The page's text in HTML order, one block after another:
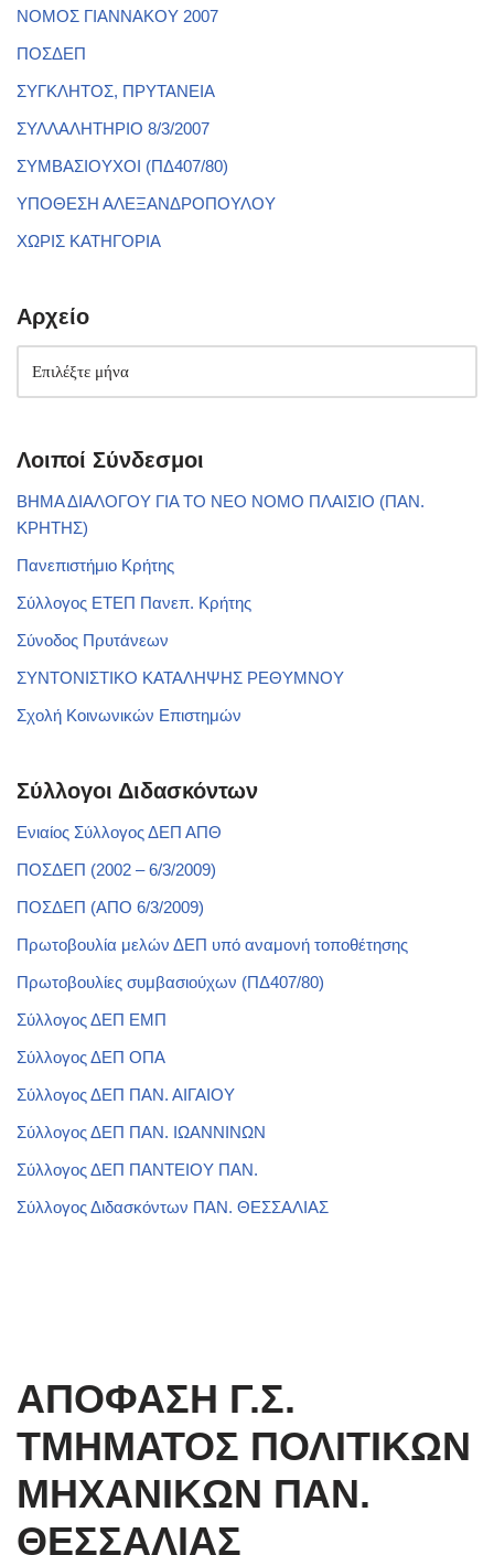
ΝΟΜΟΣ ΓΙΑΝΝΑΚΟΥ 2007
ΠΟΣΔΕΠ
ΣΥΓΚΛΗΤΟΣ, ΠΡΥΤΑΝΕΙΑ
ΣΥΛΛΑΛΗΤΗΡΙΟ 8/3/2007
ΣΥΜΒΑΣΙΟΥΧΟΙ (ΠΔ407/80)
ΥΠΟΘΕΣΗ ΑΛΕΞΑΝΔΡΟΠΟΥΛΟΥ
ΧΩΡΙΣ ΚΑΤΗΓΟΡΙΑ
Αρχείο
Λοιποί Σύνδεσμοι
ΒΗΜΑ ΔΙΑΛΟΓΟΥ ΓΙΑ ΤΟ ΝΕΟ ΝΟΜΟ ΠΛΑΙΣΙΟ (ΠΑΝ.
ΚΡΗΤΗΣ)
Πανεπιστήμιο Κρήτης
Σύλλογος ΕΤΕΠ Πανεπ. Κρήτης
Σύνοδος Πρυτάνεων
ΣΥΝΤΟΝΙΣΤΙΚΟ ΚΑΤΑΛΗΨΗΣ ΡΕΘΥΜΝΟΥ
Σχολή Κοινωνικών Επιστημών
Σύλλογοι Διδασκόντων
Ενιαίος Σύλλογος ΔΕΠ ΑΠΘ
ΠΟΣΔΕΠ (2002 – 6/3/2009)
ΠΟΣΔΕΠ (ΑΠΟ 6/3/2009)
Πρωτοβουλία μελών ΔΕΠ υπό αναμονή τοποθέτησης
Πρωτοβουλίες συμβασιούχων (ΠΔ407/80)
Σύλλογος ΔΕΠ ΕΜΠ
Σύλλογος ΔΕΠ ΟΠΑ
Σύλλογος ΔΕΠ ΠΑΝ. ΑΙΓΑΙΟΥ
Σύλλογος ΔΕΠ ΠΑΝ. ΙΩΑΝΝΙΝΩΝ
Σύλλογος ΔΕΠ ΠΑΝΤΕΙΟΥ ΠΑΝ.
Σύλλογος Διδασκόντων ΠΑΝ. ΘΕΣΣΑΛΙΑΣ
ΑΠΟΦΑΣΗ Γ.Σ.
ΤΜΗΜΑΤΟΣ ΠΟΛΙΤΙΚΩΝ
ΜΗΧΑΝΙΚΩΝ ΠΑΝ.
ΘΕΣΣΑΛΙΑΣ